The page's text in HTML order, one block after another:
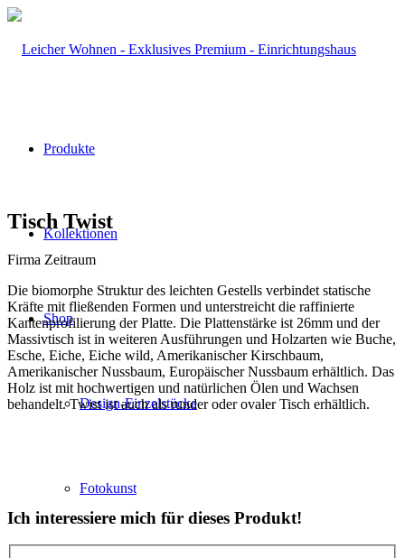
Produkte
Kollektionen
Shop
Design-Einzelstücke
Fotokunst
Tisch Twist
Firma Zeitraum
Die biomorphe Struktur des leichten Gestells verbindet statische
Kräfte mit fließenden Formen und unterstreicht die raffinierte
Kantenprofilierung der Platte. Die Plattenstärke ist 26mm und der
Massivtisch ist in weiteren Ausführungen und Holzarten wie Buche,
Esche, Eiche, Eiche wild, Amerikanischer Kirschbaum,
Amerikanischer Nussbaum, Europäischer Nussbaum erhältlich. Das
Holz ist mit hochwertigen und natürlichen Ölen und Wachsen
behandelt. Twist ist auch als runder oder ovaler Tisch erhältlich.
Ich interessiere mich für dieses Produkt!